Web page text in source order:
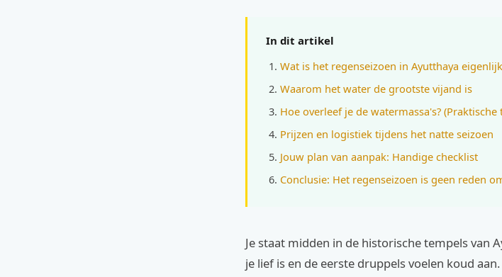
In dit artikel
Wat is het regenseizoen in Ayutthaya
Waarom het water de grootste vijand is
Hoe overleef je de watermassa's? (Praktische
Prijzen en logistiek tijdens het natte seizoen
Jouw plan van aanpak: Handige checklist
Conclusie: Het regenseizoen is geen reden
Je staat midden in de historische tempels van
je lief is en de eerste druppels voelen koud aan.